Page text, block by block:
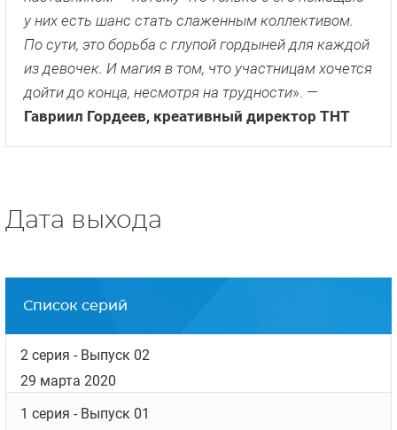
многообразие чувств, эмоций и ценностей, здесь
есть место дружбе и предательству, любви и
ненависти, преодолению страхов и испытанию
властью». —Наталия Вагонова, креативный
продюсер
трагедия сломленных личностей. Командир, в
наставником — потому что только с его помощью
у них есть шанс стать слаженным коллективом.
из девочек. И магия в том, что участницам хочется
дойти до конца, несмотря на трудности
Гавриил Гордеев, креативный директор ТНТ